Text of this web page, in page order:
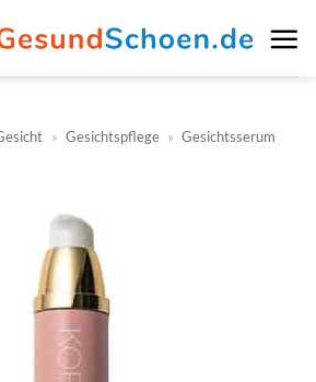
» Gesichtspflege » Gesichtsserum